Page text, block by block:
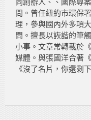
同創辦人、、國際專
問。曾任紐約市環保
理，參與國內外多項
問。擅長以詼諧的筆
小事。文章常轉載於
媒體。與張國洋合著
《沒了名片，你還剩